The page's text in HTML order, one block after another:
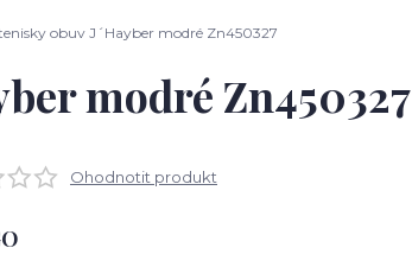
obuv J´Hayber modré Zn450327
modré Zn450327
Ohodnotit produkt